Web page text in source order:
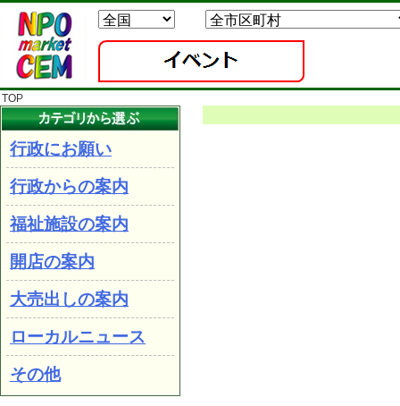
TOP
行政にお願い
行政からの案内
福祉施設の案内
開店の案内
大売出しの案内
ローカルニュース
その他